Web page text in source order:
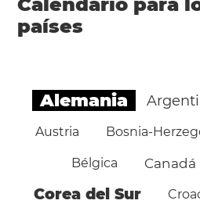
países
Alemania
Austria Bosnia-
Bélgica Canadá
Corea del Sur